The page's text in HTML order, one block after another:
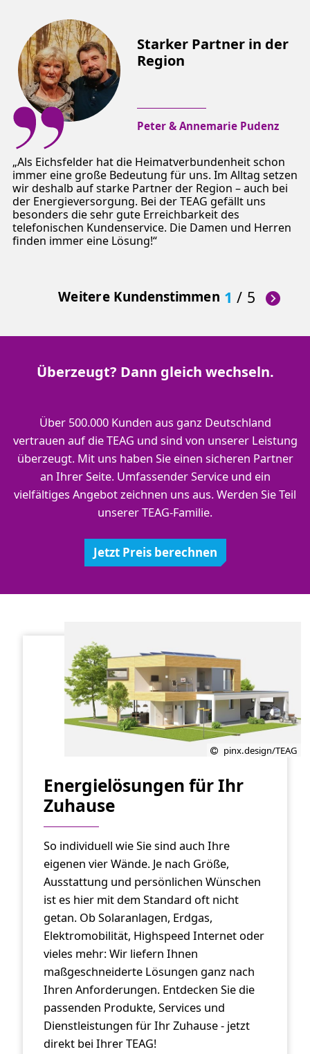
Weitere Kundenstimmen 1 / 5
Starker Partner in der
Region
Als Eichsfelder hat die Heimatverbundenheit schon
immer eine große Bedeutung für uns. Im Alltag setzen
wir deshalb auf starke Partner der Region – auch bei
der Energieversorgung. Bei der TEAG gefällt uns
besonders die sehr gute Erreichbarkeit des
telefonischen Kundenservice. Die Damen und Herren
finden immer eine Lösung!
Peter & Annemarie Pudenz
Überzeugt? Dann gleich wechseln.
Über 500.000 Kunden aus ganz Deutschland
vertrauen auf die TEAG und sind von unserer Leistung
überzeugt. Mit uns haben Sie einen sicheren Partner
an Ihrer Seite. Umfassender Service und ein
vielfältiges Angebot zeichnen uns aus. Werden Sie Teil
unserer TEAG-Familie.
Jetzt Preis berechnen
pinx.design/TEAG
Energielösungen für Ihr
Zuhause
So individuell wie Sie sind auch Ihre
eigenen vier Wände. Je nach Größe,
Ausstattung und persönlichen Wünschen
ist es hier mit dem Standard oft nicht
getan. Ob Solaranlagen, Erdgas,
Elektromobilität, Highspeed Internet oder
vieles mehr: Wir liefern Ihnen
maßgeschneiderte Lösungen ganz nach
Ihren Anforderungen. Entdecken Sie die
passenden Produkte, Services und
Dienstleistungen für Ihr Zuhause - jetzt
direkt bei Ihrer TEAG!